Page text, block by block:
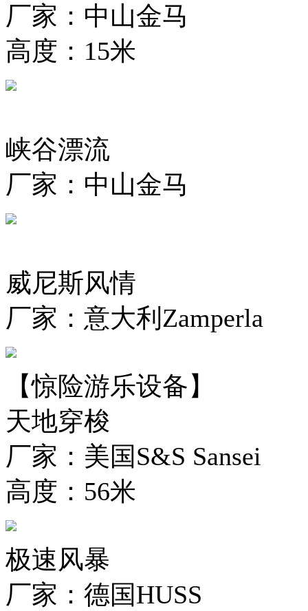
厂家：中山金马
高度：15米
峡谷漂流
厂家：中山金马
威尼斯风情
厂家：意大利Zamperla
【惊险游乐设备】
天地穿梭
厂家：美国S&S Sansei
高度：56米
极速风暴
厂家：德国HUSS